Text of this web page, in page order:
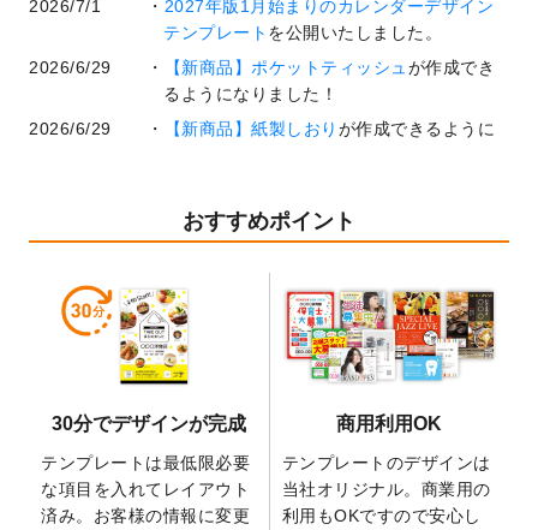
2026/7/1
2027年版1月始まりのカレンダーデザイン
テンプレート を公開いたしました。
2026/6/29
【新商品】ポケットティッシュが作成でき
るようになりました！
2026/6/29
【新商品】紙製しおり が作成できるように
業効率を上げる便利な操作方法3選！
開いたしました。
暑中見舞いのデザインテンプレート
しました。
2026/5/28
【新商品】マグネットステッカーが作成で
きるようになりました！
の全4ステップを解説！」を公開いたしまし
た。
2026/4/23
コラム「 画像の配置・差し替え・トリミン
グ」「テンプレート間でパーツを流用する
おすすめポイント
30分でデザインが完成
テンプレートは最低限必要
な項目を入れてレイアウト
済み。お客様の情報に変更
商用利用OK
テンプレートのデザインは
当社オリジナル。商業用の
利用もOKですので安心し